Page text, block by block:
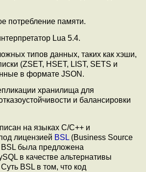
потребление памяти.
Lua 5.4.
типов данных, таких как хэши,
(ZSET, HSET, LIST, SETS и
в формате JSON.
хранилища для
и балансировки
на языках C/С++ и
лицензией BSL (Business Source
была предложена
в качестве альтернативы
BSL в том, что код